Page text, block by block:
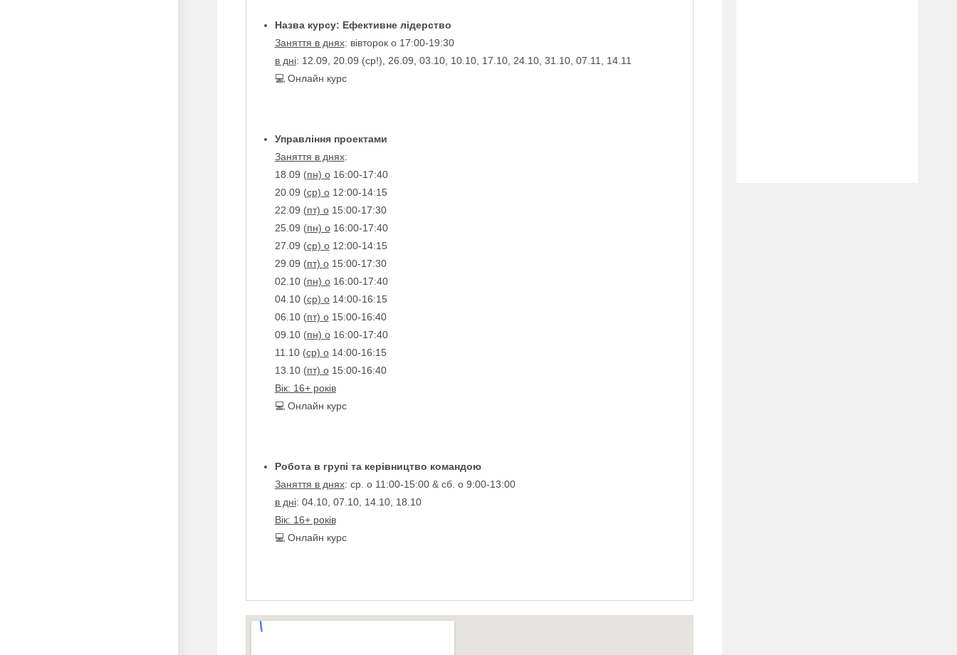
Назва курсу: Ефективне лідерство
Заняття в днях: вівторок o 17:00-19:30
в дні: 12.09, 20.09 (ср!), 26.09, 03.10, 10.10, 17.10, 24.10, 31.10, 07.11, 14.11
💻 Онлайн курс
Управління проектами
Заняття в днях:
18.09 (пн) о16:00-17:40
20.09 (ср) о12:00-14:15
22.09 (пт) о15:00-17:30
25.09 (пн) о16:00-17:40
27.09 (ср) о12:00-14:15
29.09 (пт) о15:00-17:30
02.10 (пн) о16:00-17:40
04.10 (ср) о14:00-16:15
06.10 (пт) о15:00-16:40
09.10 (пн) о16:00-17:40
11.10 (ср) о14:00-16:15
13.10 (пт) о15:00-16:40
Вік: 16+ років
💻 Онлайн курс
Робота в групі та керівництво командою
Заняття в днях: ср. o 11:00-15:00 & сб. о 9:00-13:00
в дні: 04.10, 07.10, 14.10, 18.10
Вік: 16+ років
💻 Онлайн курс